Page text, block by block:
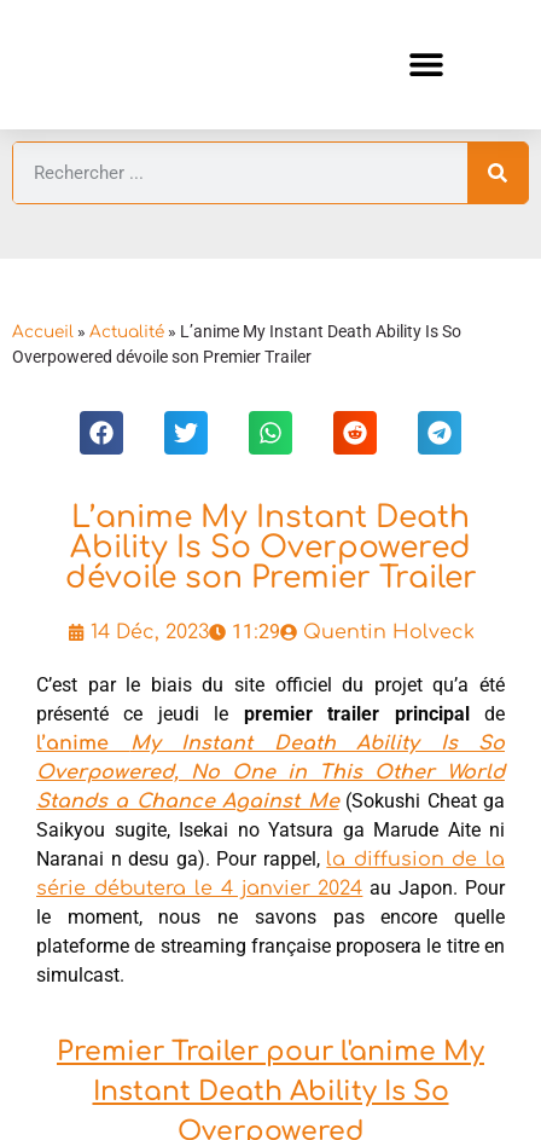
Accueil » Actualité » L’anime My Instant Death Ability Is So
Overpowered dévoile son Premier Trailer
L’anime My Instant Death
Ability Is So Overpowered
dévoile son Premier Trailer
14 Déc, 2023 11:29 Quentin Holveck
C’est par le biais du site officiel du projet qu’a été
présenté ce jeudi le premier trailer principalde
l’anime My Instant Death Ability Is So
Overpowered, No One in This Other World
Stands a Chance Against Me(Sokushi Cheat ga
Saikyou sugite, Isekai no Yatsura ga Marude Aite ni
Naranai n desu ga). Pour rappel, la diffusion de la
série débutera le 4 janvier 2024 au Japon. Pour
le moment, nous ne savons pas encore quelle
plateforme de streaming française proposera le titre en
simulcast.
Premier Trailer pour l'anime My
Instant Death Ability Is So
Overpowered